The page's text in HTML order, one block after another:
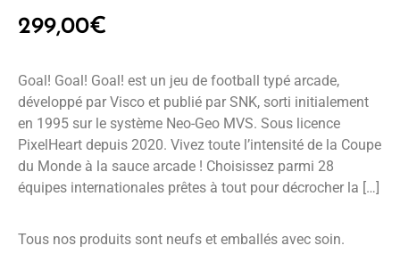
299,00€
Goal! Goal! Goal! est un jeu de football typé arcade,
développé par Visco et publié par SNK, sorti initialement
en 1995 sur le système Neo-Geo MVS. Sous licence
PixelHeart depuis 2020. Vivez toute l’intensité de la Coupe
du Monde à la sauce arcade ! Choisissez parmi 28
équipes internationales prêtes à tout pour décrocher la […]
Tous nos produits sont neufs et emballés avec soin.